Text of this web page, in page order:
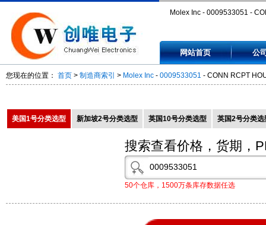
Molex Inc - 0009533051 -
0009533051
网站首页 公
您现在的位置： 首页 > 制造商索引 > Molex Inc - 0009533051 - CONN RCPT
美国1号分类选型 新加坡2号分类选型 英国10号分类选型 英国2号分类选
搜索查看价格，货期，
50个仓库，1500万条库存数据任选